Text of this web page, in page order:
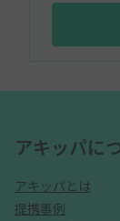
アキッパに
アキッパとは
提携事例